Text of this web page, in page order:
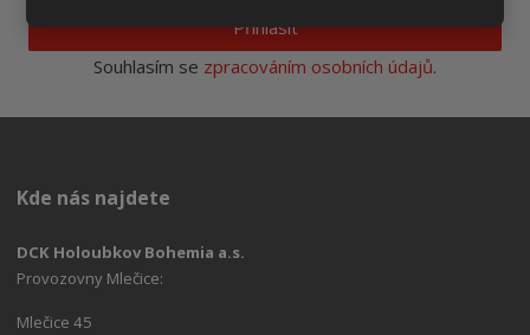
Přihlásit
Souhlasím se zpracováním osobních údajů.
Kde nás najdete
DCK Holoubkov Bohemia a.s.
Provozovny Mlečice:
Mlečice 45